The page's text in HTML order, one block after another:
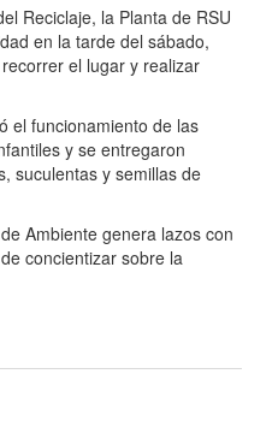
Reciclaje, la Planta de RSU
en la tarde del sábado,
el lugar y realizar
el funcionamiento de las
y se entregaron
suculentas y semillas de
Ambiente genera lazos con
concientizar sobre la